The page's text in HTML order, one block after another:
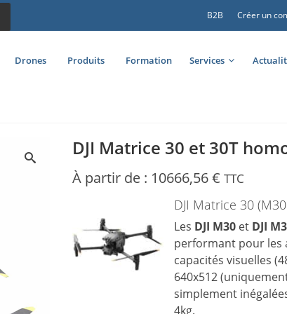
B2B Créer un
Drones Produits Formation Services
DJI Matrice 30 et 30T
À partir de : 10666,56€ TTC
DJI Matrice 30
Les DJI M30 et DJI
performant pour les
capacités visuelles
640x512
simplement
4kg.